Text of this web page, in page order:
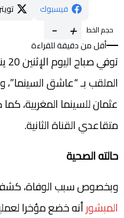
فيسبوك تويتر
حجم الخط +
-
أقل من دقيقة للقراءة
الملقب بـ “عاشق
عثمان للسينما المغربية،
متقاعدي القناة الثانية.
حالته الصحية
وبخصوص سبب الوفاة،
المبشورأنه خضع مؤخرا